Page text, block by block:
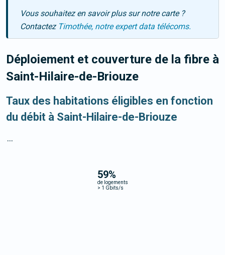
Vous souhaitez en savoir plus sur notre carte ?
Contactez Timothée, notre expert data télécoms.
Déploiement et couverture de la fibre à
Saint-Hilaire-de-Briouze
Taux des habitations éligibles en fonction
du débit à Saint-Hilaire-de-Briouze
59%
de logements
> 1 Gbits/s
...